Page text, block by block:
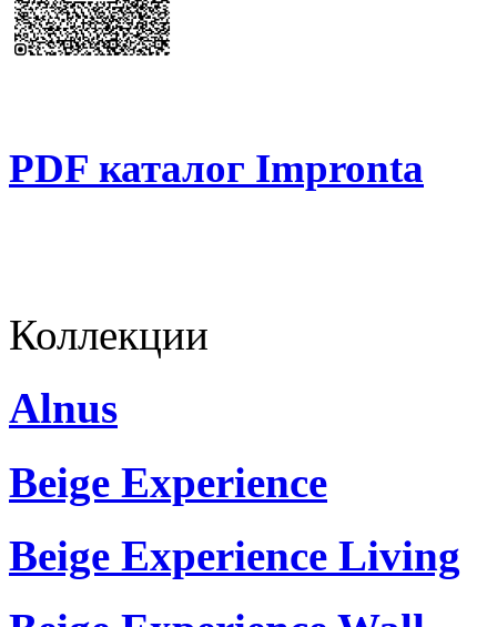
PDF каталог Impronta
Коллекции
Alnus
Beige Experience
Beige Experience Living